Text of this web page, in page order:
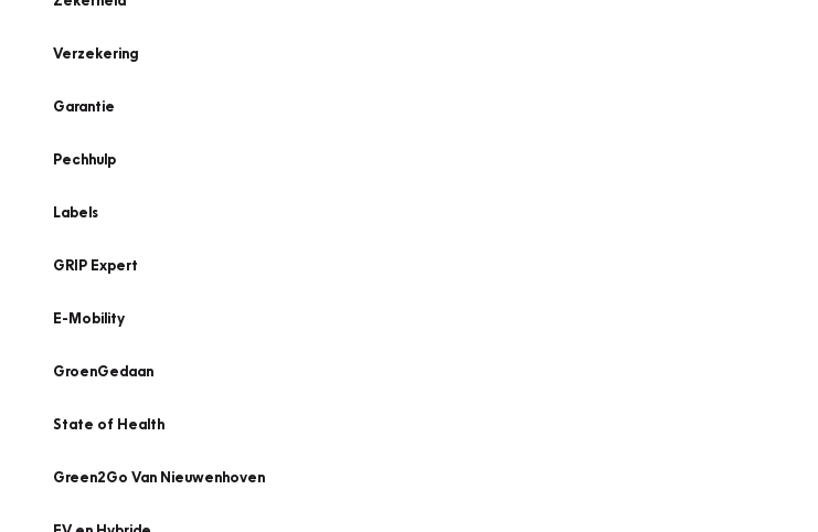
Verzekering
Garantie
Pechhulp
Labels
GRIP Expert
E-Mobility
GroenGedaan
State of Health
Green2Go Van Nieuwenhoven